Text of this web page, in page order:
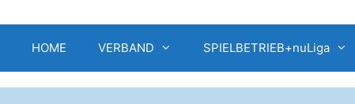
HOME VERBAND SPIELBETRIEB+nuLiga